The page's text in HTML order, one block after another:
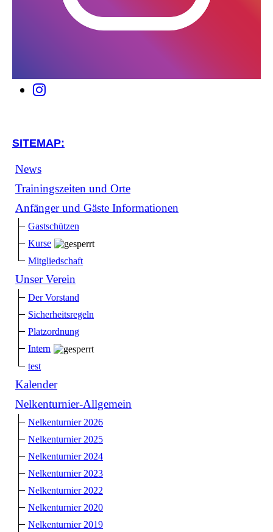
SITEMAP:
News
Trainingszeiten und Orte
Anfänger und Gäste Informationen
Gastschützen
Kurse
Mitgliedschaft
Unser Verein
Der Vorstand
Sicherheitsregeln
Platzordnung
Intern
test
Kalender
Nelkenturnier-Allgemein
Nelkenturnier 2026
Nelkenturnier 2025
Nelkenturnier 2024
Nelkenturnier 2023
Nelkenturnier 2022
Nelkenturnier 2020
Nelkenturnier 2019